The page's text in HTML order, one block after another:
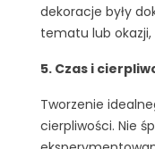
dekoracje były
tematu lub
5. Czas i
Tworzenie
cierpliwości. Nie